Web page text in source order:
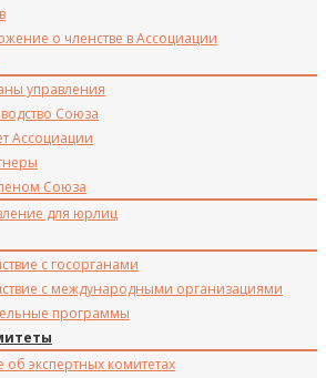
о членстве в Ассоциации
управления
Союза
Ассоциации
Союза
для юрлиц
с госорганами
с международными организациями
программы
экспертных комитетах